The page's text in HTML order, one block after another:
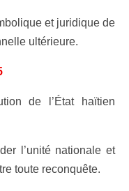
et juridique de
ultérieure.
de l’État haïtien
l’unité nationale et
toute reconquête.